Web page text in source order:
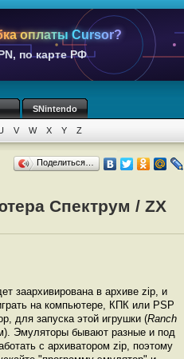
оплаты Cursor?
по карте РФ
SNintendo
V W X Y Z
Поделиться…
Спектрум / ZX
заархивирована в архиве zip, и
на компьютере, КПК или PSP
для запуска этой игрушки (Ranch
Эмуляторы бывают разные и под
с архиватором zip, поэтому